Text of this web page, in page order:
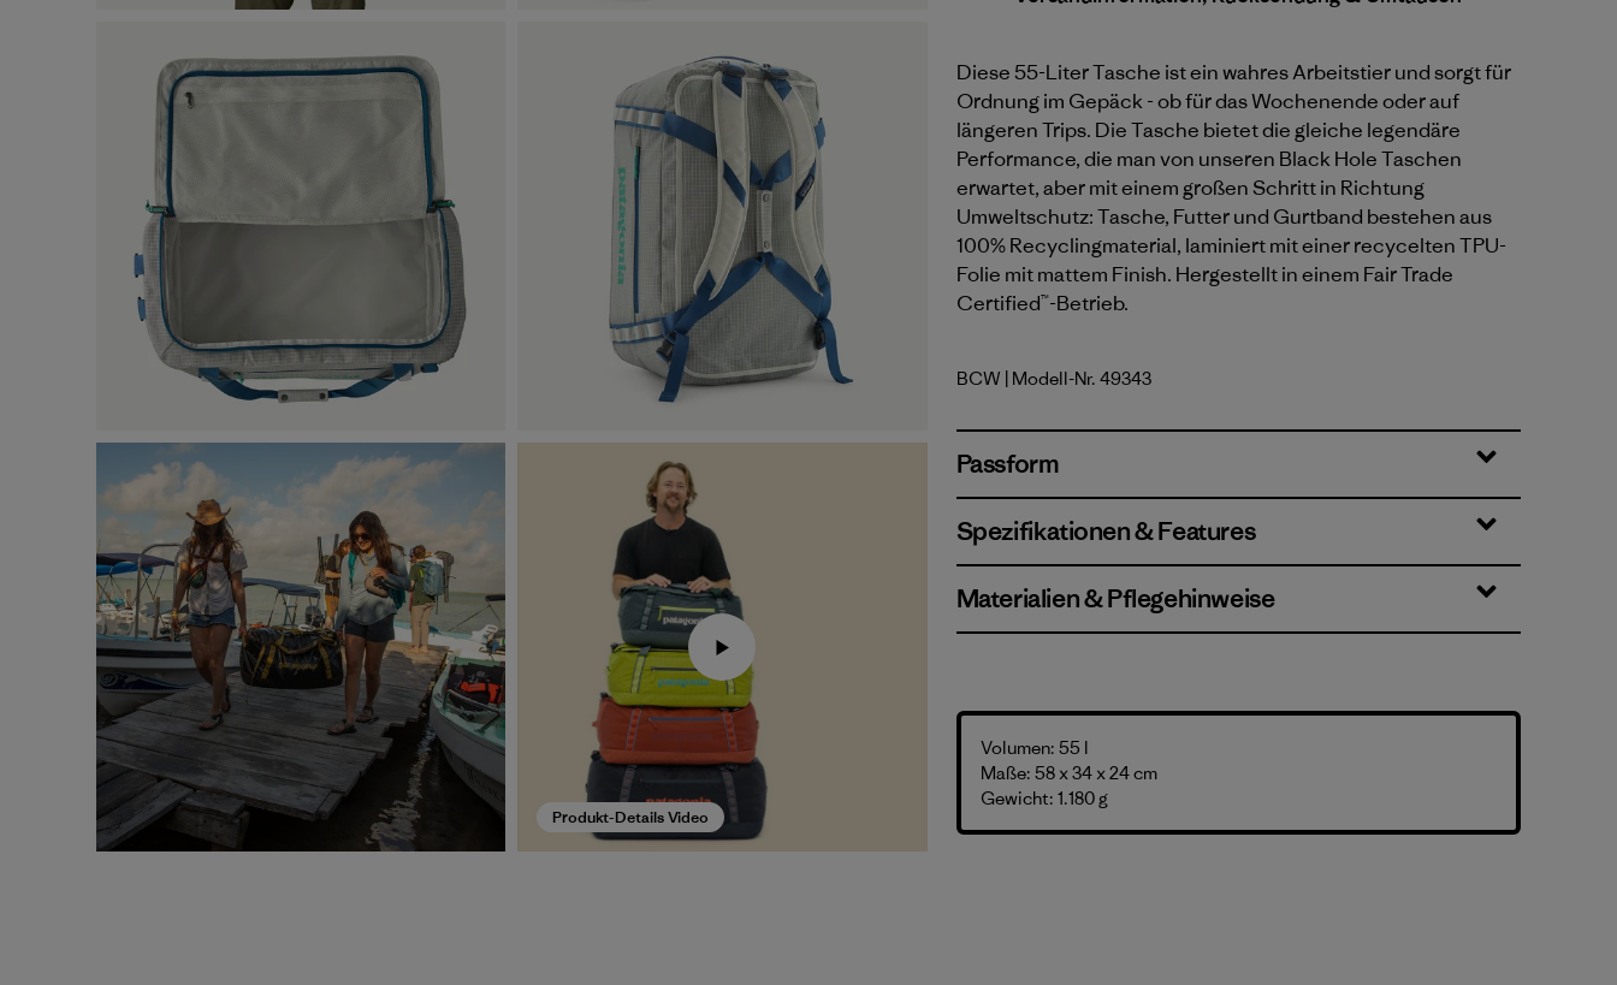
Produkt-Details Video
Diese 55-Liter Tasche ist ein wahres Arbeitstier und sorgt für
Ordnung im Gepäck - ob für das Wochenende oder auf
längeren Trips. Die Tasche bietet die gleiche legendäre
Performance, die man von unseren Black Hole Taschen
erwartet, aber mit einem großen Schritt in Richtung
Umweltschutz: Tasche, Futter und Gurtband bestehen aus
100% Recyclingmaterial, laminiert mit einer recycelten TPU-
Folie mit mattem Finish. Hergestellt in einem Fair Trade
Certified™-Betrieb.
Birch White
BCW | Modell-Nr. 49343
Passform
Spezifikationen & Features
Materialien & Pflegehinweise
Volumen: 55 l
Maße: 58 x 34 x 24 cm
Gewicht: 1.180 g